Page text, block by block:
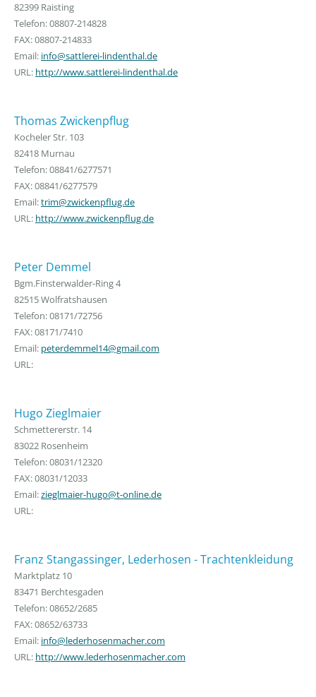
82399 Raisting
Telefon: 08807-214828
FAX: 08807-214833
Email: info@sattlerei-lindenthal.de
URL: http://www.sattlerei-lindenthal.de
Thomas Zwickenpflug
Kocheler Str. 103
82418 Murnau
Telefon: 08841/6277571
FAX: 08841/6277579
Email:trim@zwickenpflug.de
URL: http://www.zwickenpflug.de
Peter Demmel
Bgm.Finsterwalder-Ring 4
82515 Wolfratshausen
Telefon: 08171/72756
FAX: 08171/7410
Email: peterdemmel14@gmail.com
URL:
Hugo Zieglmaier
Schmettererstr. 14
83022 Rosenheim
Telefon: 08031/12320
FAX: 08031/12033
Email:zieglmaier-hugo@t-online.de
URL:
Franz Stangassinger, Lederhosen - Trachtenkleidung
Marktplatz 10
83471 Berchtesgaden
Telefon: 08652/2685
FAX: 08652/63733
Email: info@lederhosenmacher.com
URL: http://www.lederhosenmacher.com